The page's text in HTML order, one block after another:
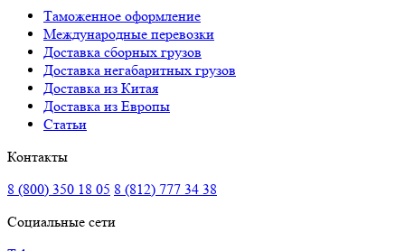
Таможенное оформление
Международные перевозки
Доставка сборных грузов
Доставка негабаритных грузов
Доставка из Китая
Доставка из Европы
Статьи
Контакты
8 (800) 350 18 05 8 (812) 777 34 38
Социальные сети